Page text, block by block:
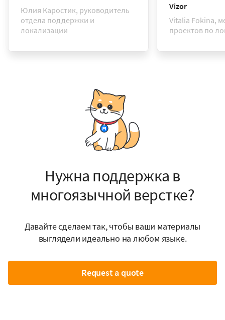
Юлия Каростик, руководитель
отдела поддержки и
локализации
Vizor
Vitalia Fokina,
проектов по
Нужна поддержка в
многоязычной верстке?
Давайте сделаем так, чтобы ваши материалы
выглядели идеально на любом языке.
Request a quote